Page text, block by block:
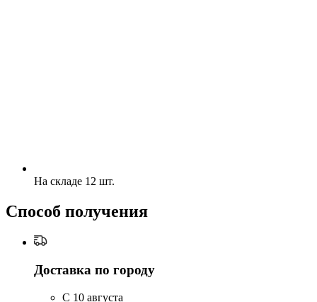
На складе 12 шт.
Способ получения
Доставка по городу
C 10 августа